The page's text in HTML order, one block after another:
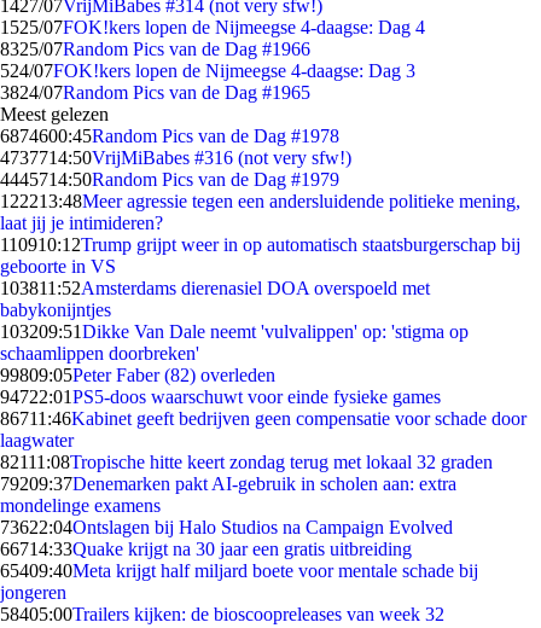
1427/07VrijMiBabes #314 (not very sfw!)
1525/07FOK!kers lopen de Nijmeegse 4-daagse: Dag 4
8325/07Random Pics van de Dag #1966
524/07FOK!kers lopen de Nijmeegse 4-daagse: Dag 3
3824/07Random Pics van de Dag #1965
Meest gelezen
6874600:45Random Pics van de Dag #1978
4737714:50VrijMiBabes #316 (not very sfw!)
4445714:50Random Pics van de Dag #1979
122213:48Meer agressie tegen een andersluidende politieke mening,
laat jij je intimideren?
110910:12Trump grijpt weer in op automatisch staatsburgerschap bij
geboorte in VS
103811:52Amsterdams dierenasiel DOA overspoeld met
babykonijntjes
103209:51Dikke Van Dale neemt 'vulvalippen' op: 'stigma op
schaamlippen doorbreken'
99809:05Peter Faber (82) overleden
94722:01PS5-doos waarschuwt voor einde fysieke games
86711:46Kabinet geeft bedrijven geen compensatie voor schade door
laagwater
82111:08Tropische hitte keert zondag terug met lokaal 32 graden
79209:37Denemarken pakt AI-gebruik in scholen aan: extra
mondelinge examens
73622:04Ontslagen bij Halo Studios na Campaign Evolved
66714:33Quake krijgt na 30 jaar een gratis uitbreiding
65409:40Meta krijgt half miljard boete voor mentale schade bij
jongeren
58405:00Trailers kijken: de bioscoopreleases van week 32